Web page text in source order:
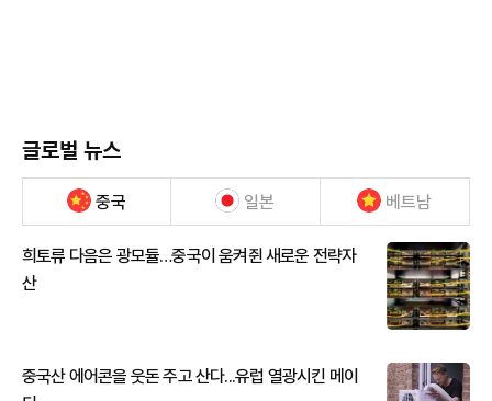
글로벌 뉴스
중국 일본 베트남
희토류 다음은 광모듈…중국이 움켜쥔 새로운 전략자
산
중국산 에어콘을 웃돈 주고 산다...유럽 열광시킨 메이